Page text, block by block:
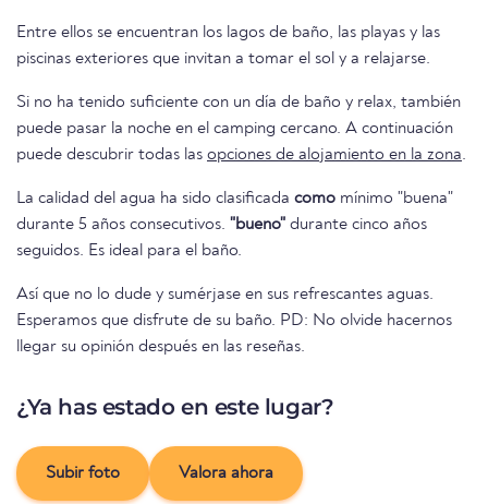
Entre ellos se encuentran los lagos de baño, las playas y las
piscinas exteriores que invitan a tomar el sol y a relajarse.
Si no ha tenido suficiente con un día de baño y relax, también
puede pasar la noche en el camping cercano. A continuación
puede descubrir todas las opciones de alojamiento en la zona.
La calidad del agua ha sido clasificada como mínimo "buena"
durante 5 años consecutivos. "bueno" durante cinco años
seguidos. Es ideal para el baño.
Así que no lo dude y sumérjase en sus refrescantes aguas.
Esperamos que disfrute de su baño. PD: No olvide hacernos
llegar su opinión después en las reseñas.
¿Ya has estado en este lugar?
Subir foto Valora ahora